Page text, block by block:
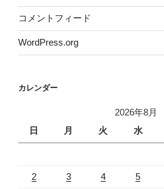
コメントフィード
WordPress.org
カレンダー
2026年8月
日
月 火 水
2 3 4 5